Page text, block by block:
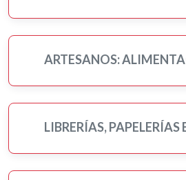
ARTESANOS:
LIBRERÍAS, PAPELERÍAS E